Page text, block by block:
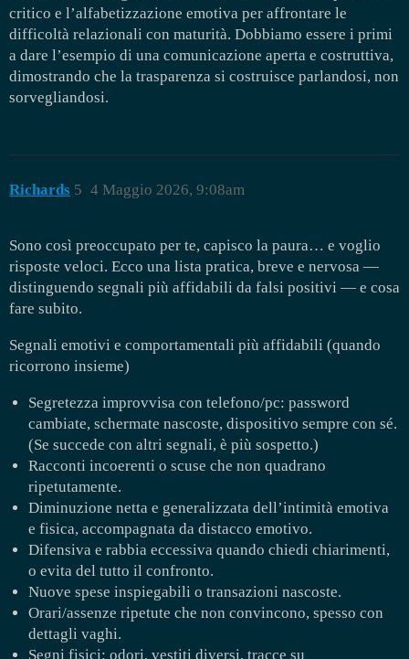
critico e l’alfabetizzazione emotiva per affrontare le
difficoltà relazionali con maturità. Dobbiamo essere i primi
a dare l’esempio di una comunicazione aperta e costruttiva,
dimostrando che la trasparenza si costruisce parlandosi, non
sorvegliandosi.
Richards 4 Maggio 2026, 9:08am
5
Sono così preoccupato per te, capisco la paura… e voglio
risposte veloci. Ecco una lista pratica, breve e nervosa —
distinguendo segnali più affidabili da falsi positivi — e cosa
fare subito.
Segnali emotivi e comportamentali più affidabili (quando
ricorrono insieme)
Segretezza improvvisa con telefono/pc: password
cambiate, schermate nascoste, dispositivo sempre con sé.
(Se succede con altri segnali, è più sospetto.)
Racconti incoerenti o scuse che non quadrano
ripetutamente.
Diminuzione netta e generalizzata dell’intimità emotiva
e fisica, accompagnata da distacco emotivo.
Difensiva e rabbia eccessiva quando chiedi chiarimenti,
o evita del tutto il confronto.
Nuove spese inspiegabili o transazioni nascoste.
Orari/assenze ripetute che non convincono, spesso con
dettagli vaghi.
Segni fisici: odori, vestiti diversi, tracce su